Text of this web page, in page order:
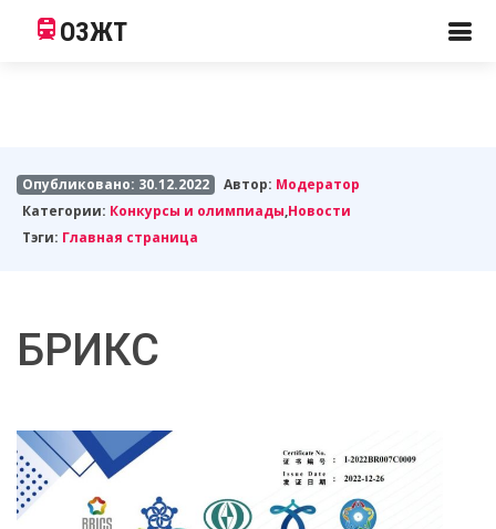
ОЗЖТ
Опубликовано: 30.12.2022 Автор: Модератор
Категории: Конкурсы и олимпиады,Новости
Тэги: Главная страница
БРИКС